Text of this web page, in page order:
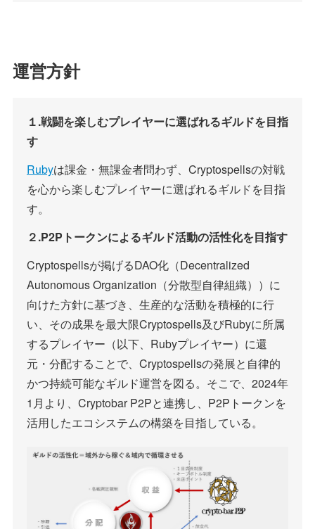
運営方針
１.戦闘を楽しむプレイヤーに選ばれるギルドを目指
す
Rubyは課金・無課金者問わず、Cryptospellsの対戦
を心から楽しむプレイヤーに選ばれるギルドを目指
す。
２.P2Pトークンによるギルド活動の活性化を目指す
Cryptospellsが掲げるDAO化（Decentralized
Autonomous Organization（分散型自律組織））に
向けた方針に基づき、生産的な活動を積極的に行
い、その成果を最大限Cryptospells及びRubyに所属
するプレイヤー（以下、Rubyプレイヤー）に還
元・分配することで、Cryptospellsの発展と自律的
かつ持続可能なギルド運営を図る。そこで、2024年
1月より、Cryptobar P2Pと連携し、P2Pトークンを
活用したエコシステムの構築を目指している。